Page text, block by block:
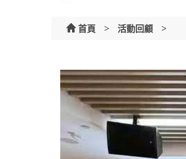
首頁 > 活動回顧 >